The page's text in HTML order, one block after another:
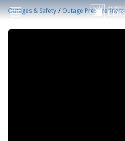
Skip to main content
Outages & Safety /Outage Preparedness